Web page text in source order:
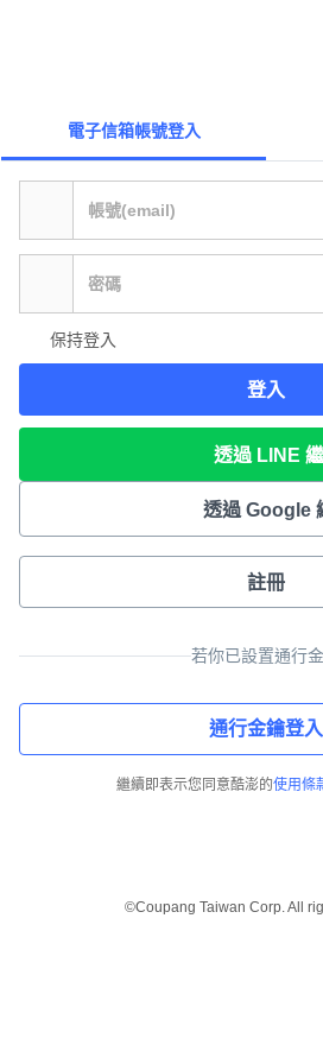
電子信箱帳號登入
保持登入
登入
透過 LINE
透過 Google
註冊
若你已設置通行
通行金鑰登入
繼續即表示您同意酷澎的使用條
©Coupang Taiwan Corp. All